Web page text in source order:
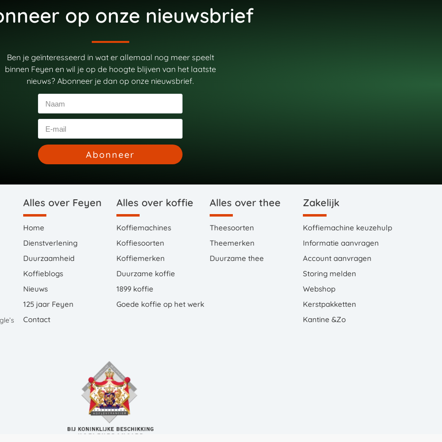
op onze nieuwsbrief
Ben je geïnteresseerd in wat er allemaal nog meer speelt
binnen Feyen en wil je op de hoogte blijven van het laatste
nieuws? Abonneer je dan op onze nieuwsbrief.
Abonneer
Alles over Feyen
Home
Dienstverlening
Duurzaamheid
Koffieblogs
Nieuws
125 jaar Feyen
Contact
Alles over koffie
Koffiemachines
Koffiesoorten
Koffiemerken
Duurzame koffie
1899 koffie
Goede koffie op het werk
Alles over thee
Theesoorten
Theemerken
Duurzame thee
Zakelijk
Koffiemachine keuzehulp
Informatie aanvragen
Account aanvragen
Storing melden
Webshop
Kerstpakketten
Kantine &Zo